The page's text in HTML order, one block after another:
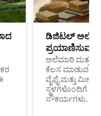
ಡಿಜಿಟಲ್
ಪ್ರಯಾಣಿಸುವ
ಅಲೆಮಾರಿ ಮತ್ತು
ಕೆಲಸ ಮಾಡುವ
ವೈಫೈ ಮತ್ತು
ಸ್ಥಳಗಳೊಂದಿಗೆ
ಸೌಕರ್ಯಗಳು.